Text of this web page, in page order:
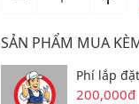
SẢN PHẨM MUA
Phí lắp
200,000đ